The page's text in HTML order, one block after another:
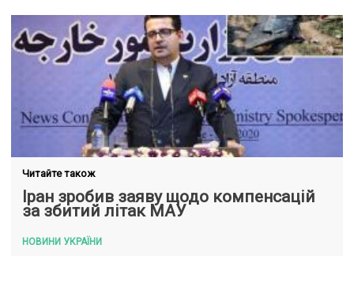
Читайте також
Іран зробив заяву щодо компенсацій
за збитий літак МАУ
НОВИНИ УКРАЇНИ